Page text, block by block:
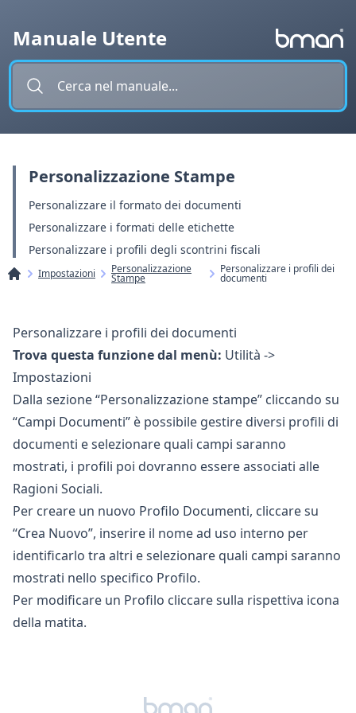
Manuale Utente
Personalizzazione Stampe
Personalizzare il formato dei documenti
Personalizzare i formati delle etichette
Personalizzare i profili degli scontrini fiscali
Impostazioni Personalizzazione
Stampe
Personalizzare i profili dei
documenti
Personalizzare i profili dei documenti
Trova questa funzione dal menù: Utilità ->
Impostazioni
Dalla sezione “Personalizzazione stampe” cliccando su
“Campi Documenti” è possibile gestire diversi profili di
documenti e selezionare quali campi saranno
mostrati, i profili poi dovranno essere associati alle
Ragioni Sociali.
Per creare un nuovo Profilo Documenti, cliccare su
“Crea Nuovo”, inserire il nome ad uso interno per
identificarlo tra altri e selezionare quali campi saranno
mostrati nello specifico Profilo.
Per modificare un Profilo cliccare sulla rispettiva icona
della matita.